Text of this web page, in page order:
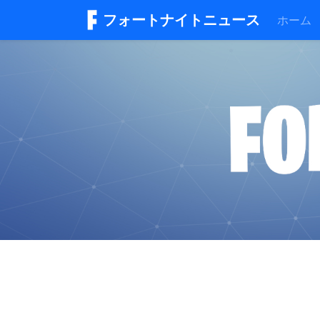
フォートナイトニュース ホーム